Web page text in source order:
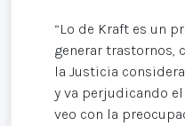
“Lo de Kraft es un
generar trastornos,
la Justicia
y va perjudicando
veo con la